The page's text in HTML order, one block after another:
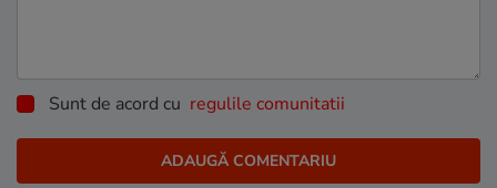
Sunt de acord cu regulile comunitatii